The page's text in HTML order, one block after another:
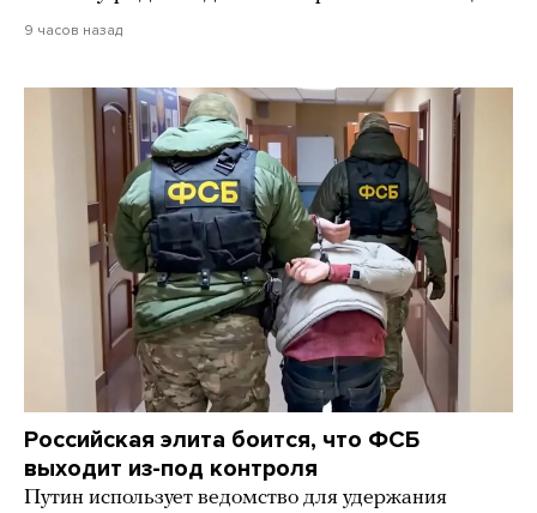
9 часов назад
Российская элита боится, что ФСБ
выходит из-под контроля
Путин использует ведомство для удержания